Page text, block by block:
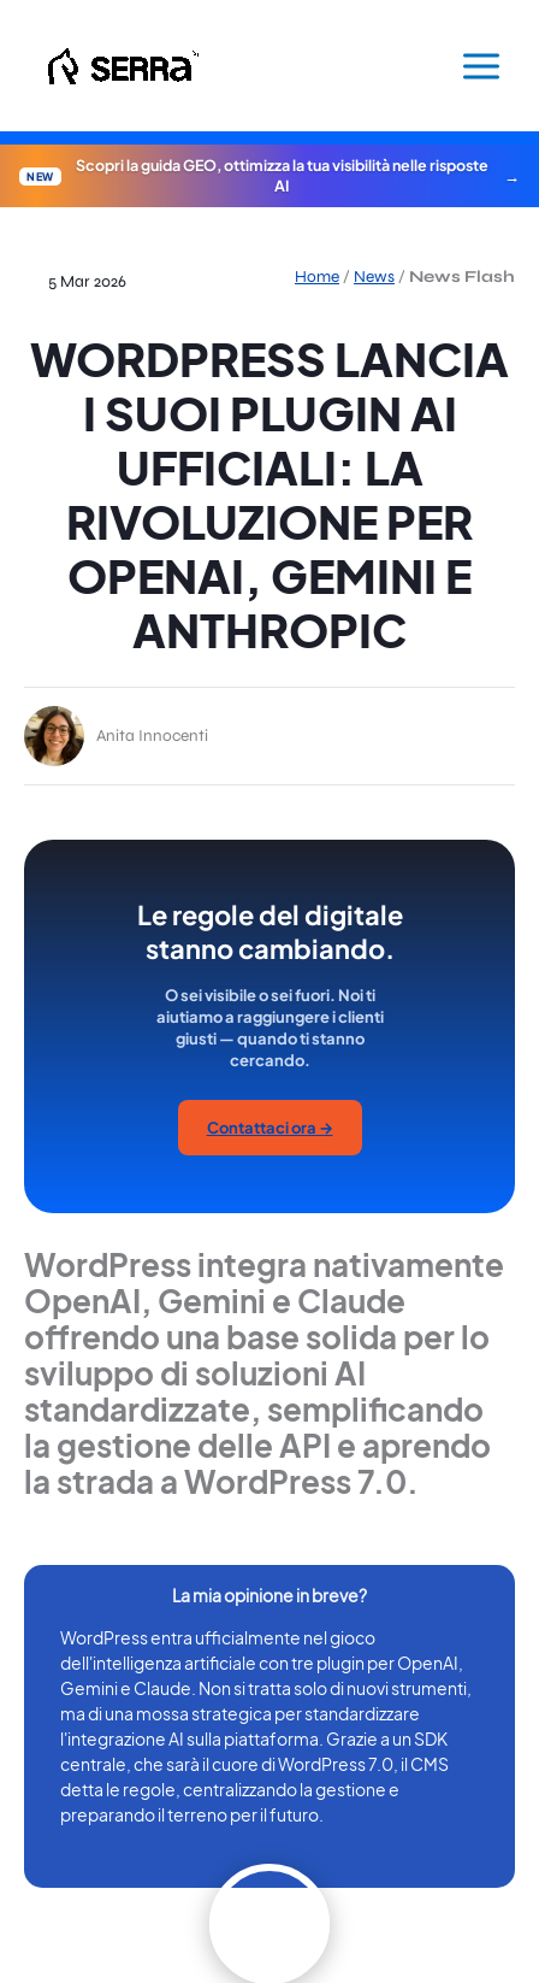
contenuto
NEW
Scopri la guida GEO, ottimizza la tua visibilità nelle risposte
AI
Home / News / News Flash
5 Mar 2026
WORDPRESS LANCIA
I SUOI PLUGIN AI
UFFICIALI: LA
RIVOLUZIONE PER
OPENAI, GEMINI E
ANTHROPIC
Anita Innocenti
Le regole del digitale
stanno cambiando.
O sei visibile o sei fuori. Noi ti
aiutiamo a raggiungere i clienti
giusti — quando ti stanno
cercando.
Contattaci ora →
WordPress integra nativamente
OpenAI, Gemini e Claude
offrendo una base solida per lo
sviluppo di soluzioni AI
standardizzate, semplificando
la gestione delle API e aprendo
la strada a WordPress 7.0.
WordPress entra ufficialmente nel gioco
dell'intelligenza artificiale con tre plugin per OpenAI,
Gemini e Claude. Non si tratta solo di nuovi strumenti,
ma di una mossa strategica per standardizzare
l'integrazione AI sulla piattaforma. Grazie a un SDK
centrale, che sarà il cuore di WordPress 7.0, il CMS
detta le regole, centralizzando la gestione e
preparando il terreno per il futuro.